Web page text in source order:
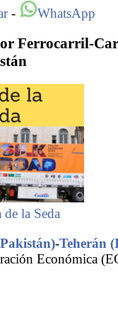
- WhatsApp
Ferrocarril-
la Seda
-Teherán
Económica